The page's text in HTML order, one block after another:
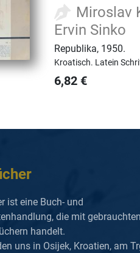
Miroslav
Ervin Sinko
Republika, 1950.
Kroatisch. Latein
6,82 €
ist eine Buch- und
die mit
handelt.
uns in Osijek, Kroatien, am